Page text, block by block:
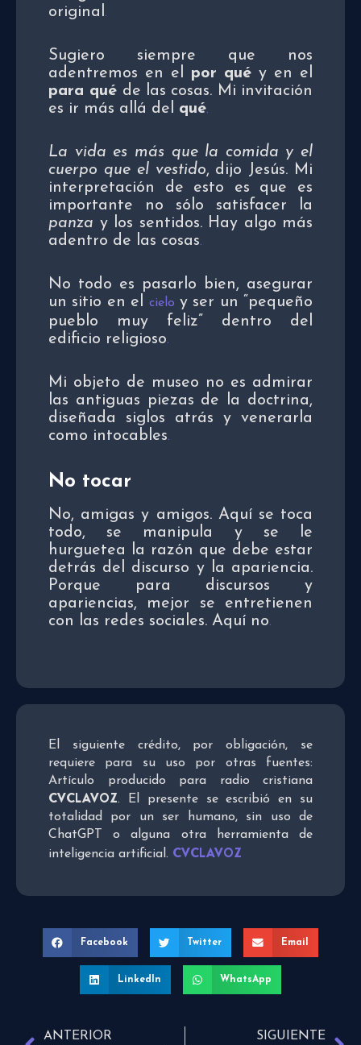
original.
Sugiero siempre que nos
adentremos en el por qué y en el
para qué de las cosas. Mi invitación
es ir más allá del qué.
La vida es más que la comida y el
cuerpo que el vestido, dijo Jesús. Mi
interpretación de esto es que es
importante no sólo satisfacer la
panza y los sentidos. Hay algo más
adentro de las cosas.
No todo es pasarlo bien, asegurar
un sitio en el cielo y ser un “pequeño
pueblo muy feliz” dentro del
edificio religioso.
Mi objeto de museo no es admirar
las antiguas piezas de la doctrina,
diseñada siglos atrás y venerarla
como intocables.
No tocar
No, amigas y amigos. Aquí se toca
todo, se manipula y se le
hurguetea la razón que debe estar
detrás del discurso y la apariencia.
Porque para discursos y
apariencias, mejor se entretienen
con las redes sociales. Aquí no.
El siguiente crédito, por obligación, se
requiere para su uso por otras fuentes:
Artículo producido para radio cristiana
CVCLAVOZ. El presente se escribió en su
totalidad por un ser humano, sin uso de
ChatGPT o alguna otra herramienta de
inteligencia artificial. CVCLAVOZ
Facebook Twitter Email
LinkedIn WhatsApp
ANTERIOR
SIGUIENTE